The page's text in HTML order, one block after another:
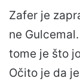
Zafer je
ne
tome je što
Očito je da